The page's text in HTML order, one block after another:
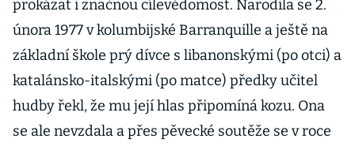
prokázat i značnou cílevědomost. Narodila se 2.
února 1977 v kolumbijské Barranquille a ještě na
základní škole prý dívce s libanonskými (po otci) a
katalánsko-italskými (po matce) předky učitel
hudby řekl, že mu její hlas připomíná kozu. Ona
se ale nevzdala a přes pěvecké soutěže se v roce